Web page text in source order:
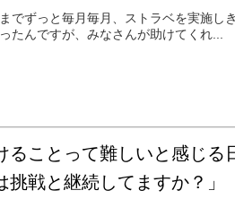
でずっと毎月毎月、ストラベを実施し
たんですが、みなさんが助けてくれ...
ることって難しいと感じる
挑戦と継続してますか？」